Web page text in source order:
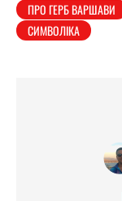
ПРО ГЕРБ ВАРШАВИ
СИМВОЛІКА